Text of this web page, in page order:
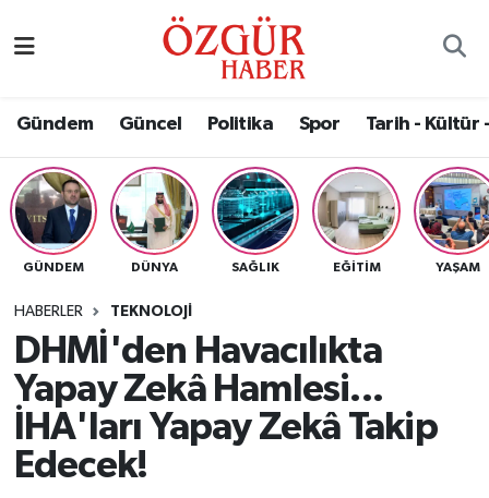
Gündem Güncel Politika Spor Tarih - Kültür
GÜNDEM DÜNYA SAĞLIK EĞITIM YAŞAM
HABERLER TEKNOLOJI
DHMİ'den Havacılıkta
Yapay Zekâ Hamlesi...
İHA'ları Yapay Zekâ Takip
Edecek!
Eğitim
Ekonomi
Güncel
Gündem
Magazin
Politika
Nöbetçi Eczaneler
Namaz Vakitleri
Trafik Durumu
Süper Lig Puan Durumu ve Fikstür
Tüm Manşetler
Son Dakika Haberleri
Haber Arşivi